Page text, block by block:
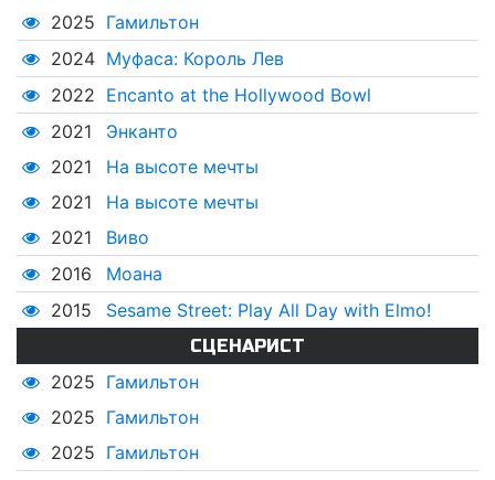
2025 Гамильтон
2024 Муфаса: Король Лев
2022 Encanto at the Hollywood Bowl
2021
Энканто
2021
На высоте мечты
2021
На высоте мечты
2021
Виво
2016
Моана
2015
Sesame Street: Play All Day with Elmo!
СЦЕНАРИСТ
2025 Гамильтон
2025 Гамильтон
2025 Гамильтон